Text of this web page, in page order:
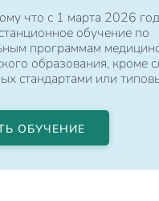
что с 1 марта 2026
обучение по
программам
образования, кроме
стандартами или
ОБУЧЕНИЕ